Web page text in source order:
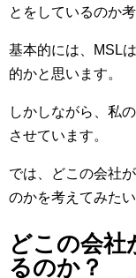
とをしているのか
基本的には、MSL
的かと思います。
しかしながら、私
させています。
では、どこの会社
のかを考えてみたい
どこの会社
るのか？